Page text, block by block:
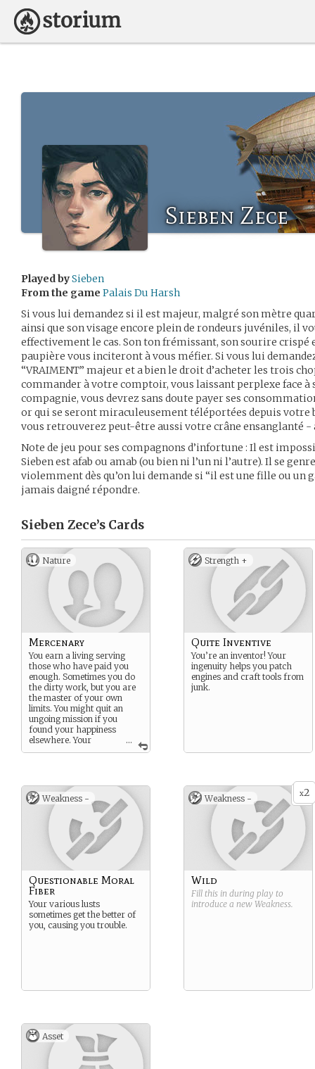
Sieben Zece
Played bySieben
From the game Palais Du Harsh
Si vous lui demandez si il est majeur, malgré son mètre
ainsi que son visage encore plein de rondeurs juvéniles, il
effectivement le cas. Son ton frémissant, son sourire crispé
paupière vous inciteront à vous méfier. Si vous lui
“VRAIMENT” majeur et a bien le droit d’acheter les trois
commander à votre comptoir, vous laissant perplexe face à
compagnie, vous devrez sans doute payer ses
or qui se seront miraculeusement téléportées depuis votre
vous retrouverez peut-être aussi votre crâne ensanglanté -
Note de jeu pour ses compagnons d’infortune : Il est
Sieben est afab ou amab (ou bien ni l’un ni l’autre). Il se
violemment dès qu’on lui demande si “il est une fille ou un
jamais daigné répondre.
Sieben Zece’s Cards
Nature
...
Mercenary
You earn a living serving
those who have paid you
enough. Sometimes you do
the dirty work, but you are
the master of your own
limits. You might quit an
ungoing mission if you
found your happiness
elsewhere. Your
loyalty is not free, but
freedom !
Strength +
Quite Inventive
You’re an inventor! Your
ingenuity helps you patch
engines and craft tools from
junk.
Weakness -
Questionable Moral
Fiber
Your various lusts
sometimes get the better of
you, causing you trouble.
x2
Weakness -
Wild
Fill this in during play to
introduce a new Weakness.
Asset